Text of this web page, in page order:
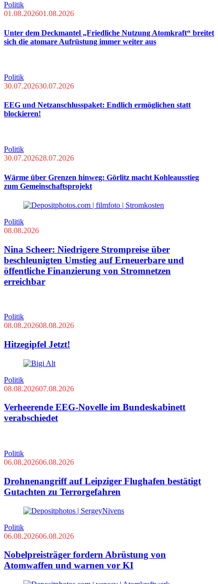
Politik
01.08.202601.08.2026
Unter dem Deckmantel „Friedliche Nutzung Atomkraft“ breitet
sich die atomare Aufrüstung immer weiter aus
Politik
30.07.202630.07.2026
EEG und Netzanschlusspaket: Endlich ermöglichen statt
blockieren!
Politik
30.07.202628.07.2026
Wärme über Grenzen hinweg: Görlitz macht Kohleausstieg
zum Gemeinschaftsprojekt
Politik
08.08.2026
Nina Scheer: Niedrigere Strompreise über
beschleunigten Umstieg auf Erneuerbare und
öffentliche Finanzierung von Stromnetzen
erreichbar
Politik
08.08.202608.08.2026
Hitzegipfel Jetzt!
Politik
08.08.202607.08.2026
Verheerende EEG-Novelle im Bundeskabinett
verabschiedet
Politik
06.08.202606.08.2026
Drohnenangriff auf Leipziger Flughafen bestätigt
Gutachten zu Terrorgefahren
Politik
06.08.202606.08.2026
Nobelpreisträger fordern Abrüstung von
Atomwaffen und warnen vor KI